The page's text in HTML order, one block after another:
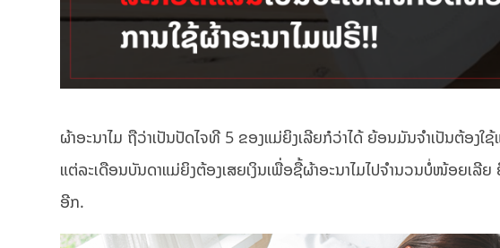
ຜ້າອະນາໄມ ຖືວ່າເປັນປັດໄຈທີ 5 ຂອງແມ່ຍິງເລີຍກໍວ່າໄດ້ ຍ້ອນມັນຈຳເປັນຕ້ອງໃ
ແຕ່ລະເດືອນບັນດາແມ່ຍິງຕ້ອງເສຍເງິນເພື່ອຊື້ຜ້າອະນາໄມໄປຈຳນວນບໍ່ໜ້ອຍເ
ອີກ.